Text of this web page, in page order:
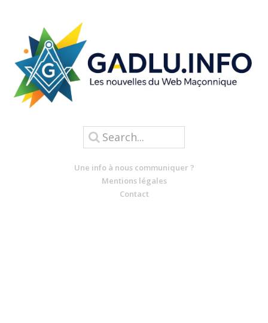
Une info à nous communiquer ?
Mentions légales
Contact